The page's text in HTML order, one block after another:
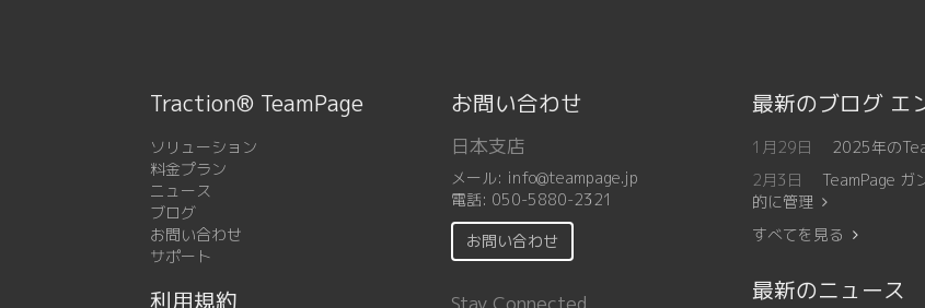
Traction® TeamPage
ソリューション
料金プラン
ニュース
ブログ
お問い合わせ
サポート
利用規約
お問い合わせ
日本支店
メール: info@teampage.jp
電話: 050-5880-2321
お問い合わせ
最新のブログ エ
1月29日
2025年の
2月3日
TeamPage ガ
的に管理
すべてを見る
最新のニュース